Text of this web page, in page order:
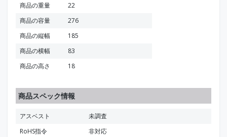
商品の重量
22
商品の容量
276
商品の縦幅
185
商品の横幅
83
商品の高さ
18
商品スペック情報
アスベスト
未調査
RoHS指令
非対応